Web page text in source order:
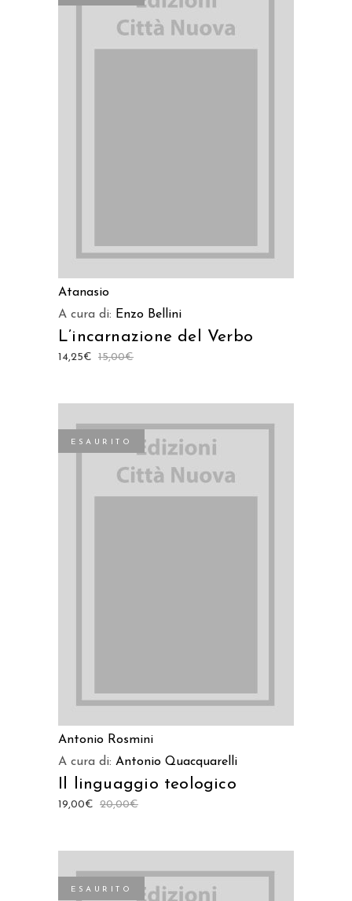
Atanasio
A cura di: Enzo Bellini
L’incarnazione del Verbo
15,00€
14,25€
ESAURITO
Antonio Rosmini
A cura di: Antonio Quacquarelli
Il linguaggio teologico
20,00€
19,00€
ESAURITO